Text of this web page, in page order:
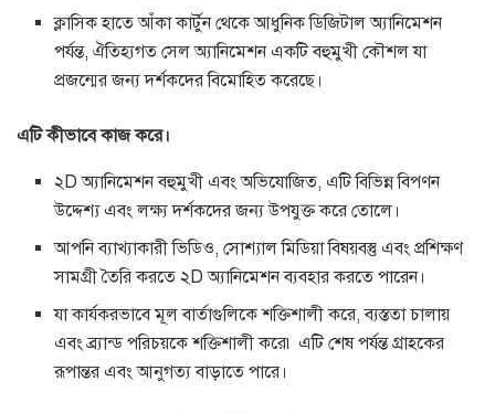
ক্লাসিক হাতে আঁকা কার্টুন থেকে আধুনিক ডিজিটাল অ্যানিমেশন
পর্যন্ত, ঐতিহ্যগত সেল অ্যানিমেশন একটি বহুমুখী কৌশল যা
প্রজন্মের জন্য দর্শকদের বিমোহিত করেছে।
এটি কীভাবে কাজ করে।
২D অ্যানিমেশন বহুমুখী এবং অভিযোজিত, এটি বিভিন্ন বিপণন
উদ্দেশ্য এবং লক্ষ্য দর্শকদের জন্য উপযুক্ত করে তোলে।
আপনি ব্যাখ্যাকারী ভিডিও, সোশ্যাল মিডিয়া বিষয়বস্তু এবং প্রশিক্ষণ
সামগ্রী তৈরি করতে ২D অ্যানিমেশন ব্যবহার করতে পারেন।
যা কার্যকরভাবে মূল বার্তাগুলিকে শক্তিশালী করে, ব্যস্ততা চালায়
এবং ব্র্যান্ড পরিচয়কে শক্তিশালী করে৷ এটি শেষ পর্যন্ত গ্রাহকের
রূপান্তর এবং আনুগত্য বাড়াতে পারে।